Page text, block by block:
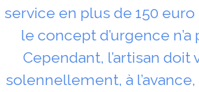
service en plus de 150
le concept d’urgence
Cependant, l’artisan doit
solennellement, à